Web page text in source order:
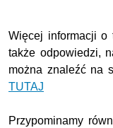
Więcej informacji
także odpowiedzi,
można znaleźć na
TUTAJ
Przypominamy